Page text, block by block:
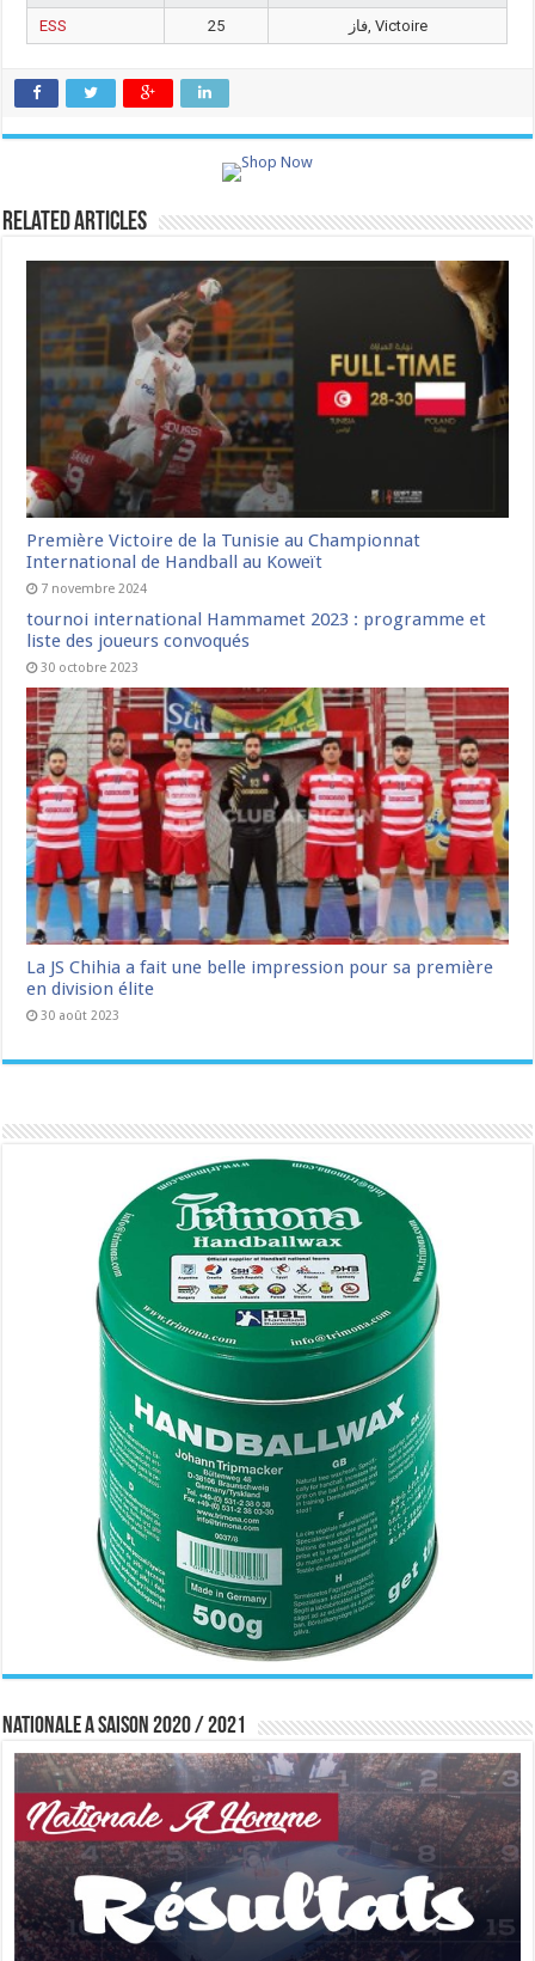
ESS
25 فاز, Victoire
Related Articles
Première Victoire de la Tunisie au Championnat
International de Handball au Koweït
7 novembre 2024
tournoi international Hammamet 2023 : programme et
liste des joueurs convoqués
30 octobre 2023
La JS Chihia a fait une belle impression pour sa première
en division élite
30 août 2023
Nationale A saison 2020 / 2021